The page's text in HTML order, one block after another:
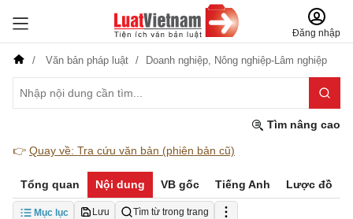
Đăng nhập
Văn bản pháp luật Doanh nghiệp, Nông nghiệp-Lâm nghiệp
Tìm nâng cao
👉 Quay về: Tra cứu văn bản (phiên bản cũ)
Tổng quan Nội dung VB gốc Tiếng Anh Lược đồ
Mục lục Lưu Tìm từ trong trang